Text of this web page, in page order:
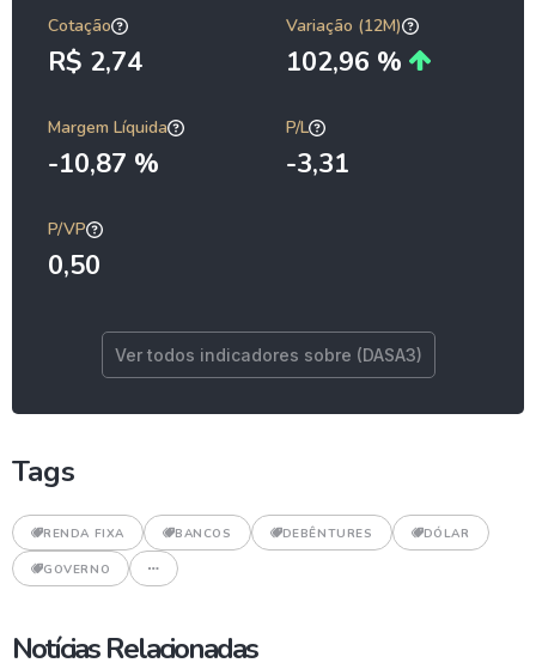
Cotação
R$ 2,74
Variação (12M)
102,96 %
Margem Líquida
-10,87 %
P/L
-3,31
P/VP
0,50
Ver todos indicadores sobre (DASA3)
Tags
RENDA FIXA BANCOS DEBÊNTURES DÓLAR
GOVERNO
Notícias Relacionadas